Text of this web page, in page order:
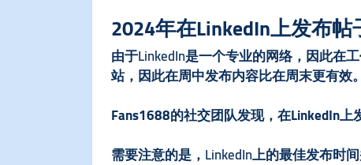
2024年在LinkedIn上发布
由于LinkedIn是一个专业的网络，因此在
站，因此在周中发布内容比在周末更有效。
Fans1688的社交团队发现，在LinkedIn
需要注意的是，LinkedIn上的最佳发布时